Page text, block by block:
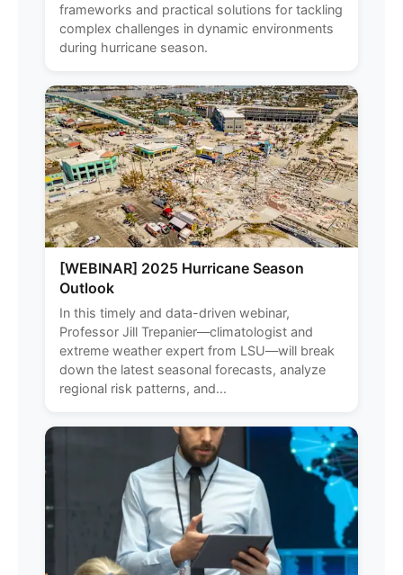
frameworks and practical solutions for tackling
complex challenges in dynamic environments
during hurricane season.
[WEBINAR] 2025 Hurricane Season
Outlook
In this timely and data-driven webinar,
Professor Jill Trepanier—climatologist and
extreme weather expert from LSU—will break
down the latest seasonal forecasts, analyze
regional risk patterns, and...